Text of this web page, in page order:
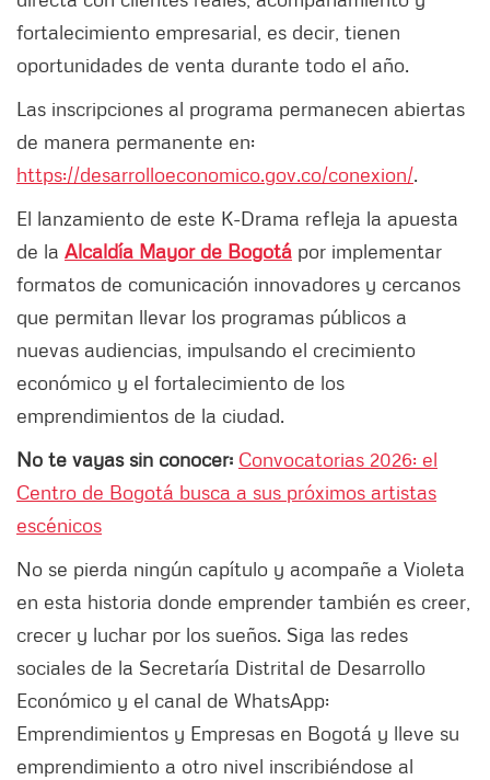
fortalecimiento empresarial, es decir, tienen
oportunidades de venta durante todo el año.
Las inscripciones al programa permanecen abiertas
de manera permanente en:
https://desarrolloeconomico.gov.co/conexion/.
El lanzamiento de este K-Drama refleja la apuesta
de la Alcaldía Mayor de Bogotá por implementar
formatos de comunicación innovadores y cercanos
que permitan llevar los programas públicos a
nuevas audiencias, impulsando el crecimiento
económico y el fortalecimiento de los
emprendimientos de la ciudad.
No te vayas sin conocer: Convocatorias 2026: el
Centro de Bogotá busca a sus próximos artistas
escénicos
No se pierda ningún capítulo y acompañe a Violeta
en esta historia donde emprender también es creer,
crecer y luchar por los sueños. Siga las redes
sociales de la Secretaría Distrital de Desarrollo
Económico y el canal de WhatsApp:
Emprendimientos y Empresas en Bogotá y lleve su
emprendimiento a otro nivel inscribiéndose al